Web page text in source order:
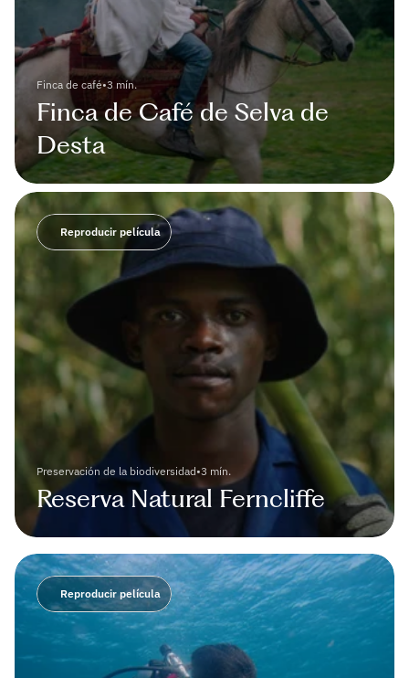
Finca de café•3 mín.
Finca de Café de Selva de
Desta
Reproducir película
Preservación de la biodiversidad•3 mín.
Reserva Natural Ferncliffe
Reproducir película